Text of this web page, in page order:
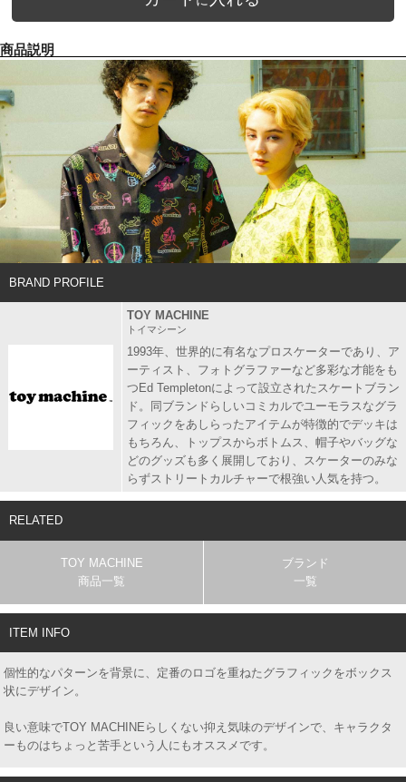
商品説明
BRAND PROFILE
TOY MACHINE
トイマシーン
1993年、世界的に有名なプロスケーターであり、ア
ーティスト、フォトグラファーなど多彩な才能をも
つEd Templetonによって設立されたスケートブラン
ド。同ブランドらしいコミカルでユーモラスなグラ
フィックをあしらったアイテムが特徴的でデッキは
もちろん、トップスからボトムス、帽子やバッグな
どのグッズも多く展開しており、スケーターのみな
らずストリートカルチャーで根強い人気を持つ。
RELATED
TOY MACHINE
商品一覧
ブランド
一覧
ITEM INFO
個性的なパターンを背景に、定番のロゴを重ねたグラフィックをボックス
状にデザイン。
良い意味でTOY MACHINEらしくない抑え気味のデザインで、キャラクタ
ーものはちょっと苦手という人にもオススメです。